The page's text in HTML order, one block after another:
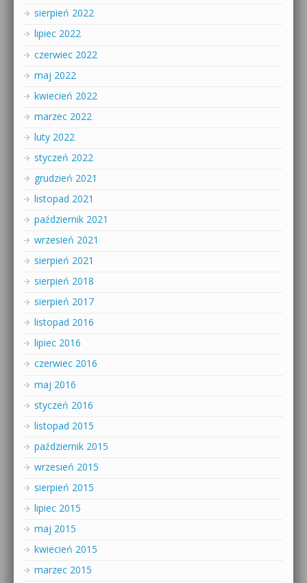
sierpień 2022
lipiec 2022
czerwiec 2022
maj 2022
kwiecień 2022
marzec 2022
luty 2022
styczeń 2022
grudzień 2021
listopad 2021
październik 2021
wrzesień 2021
sierpień 2021
sierpień 2018
sierpień 2017
listopad 2016
lipiec 2016
czerwiec 2016
maj 2016
styczeń 2016
listopad 2015
październik 2015
wrzesień 2015
sierpień 2015
lipiec 2015
maj 2015
kwiecień 2015
marzec 2015